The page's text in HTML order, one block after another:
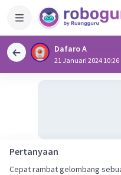
Dafaro A
21 Januari 2024 10:26
Pertanyaan
Cepat rambat gelombang